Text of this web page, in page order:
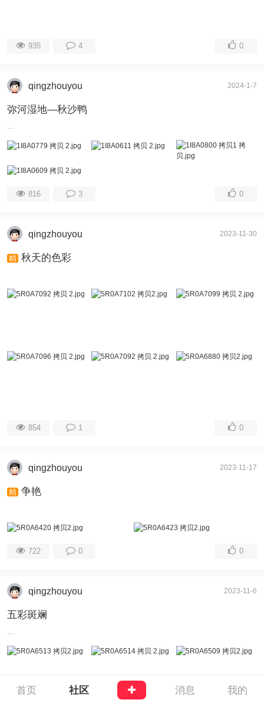
935 4 0
qingzhouyou 2024-1-7
弥河湿地—秋沙鸭
816 3 0
qingzhouyou 2023-11-30
精 秋天的色彩
854 1 0
qingzhouyou 2023-11-17
精 争艳
722 0 0
qingzhouyou 2023-11-6
五彩斑斓
...
首页 社区 消息 我的